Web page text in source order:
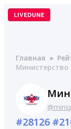
Перейти
Главная ●
Министерство
#28126